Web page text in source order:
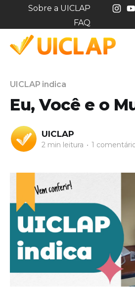
Sobre a UICLAP
FAQ
UICLAP indica
Eu, Você e o
UICLAP
2 min leitura • 1